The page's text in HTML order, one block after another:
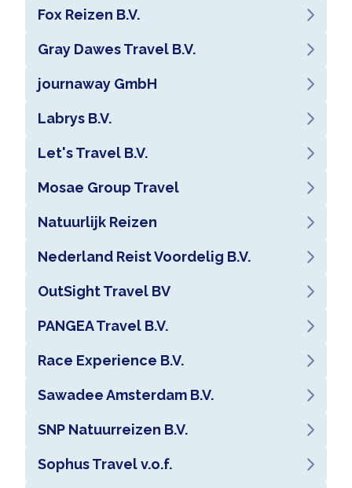
Fox Reizen B.V.
Gray Dawes Travel B.V.
journaway GmbH
Labrys B.V.
Let's Travel B.V.
Mosae Group Travel
Natuurlijk Reizen
Nederland Reist Voordelig B.V.
OutSight Travel BV
PANGEA Travel B.V.
Race Experience B.V.
Sawadee Amsterdam B.V.
SNP Natuurreizen B.V.
Sophus Travel v.o.f.